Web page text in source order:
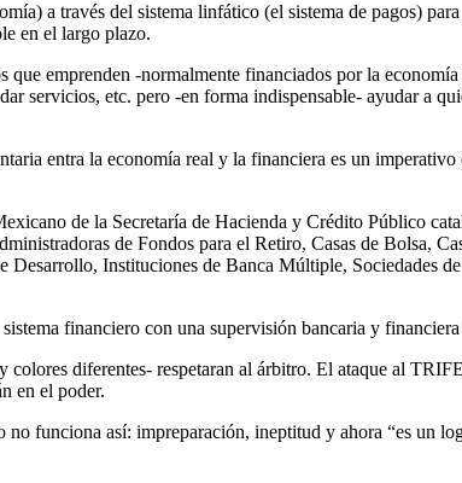
a través del sistema linfático (el sistema de pagos)
en el largo plazo.
que emprenden -normalmente financiados por la
servicios, etc. pero -en forma indispensable- ayudar a
entra la economía real y la financiera es un imperativo
de la Secretaría de Hacienda y Crédito Público
de Fondos para el Retiro, Casas de Bolsa,
Instituciones de Banca Múltiple, Sociedades
financiero con una supervisión bancaria y
diferentes- respetaran al árbitro. El ataque al
en el poder.
funciona así: impreparación, ineptitud y ahora “es un